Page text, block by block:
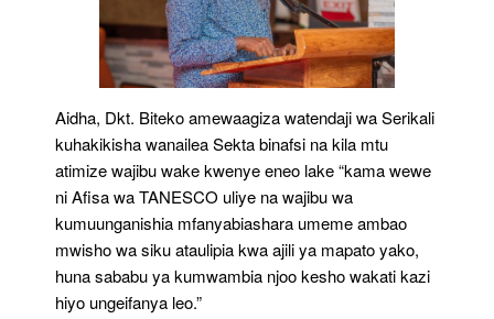
Aidha, Dkt. Biteko amewaagiza watendaji wa Serikali
kuhakikisha wanailea Sekta binafsi na kila mtu
atimize wajibu wake kwenye eneo lake “kama wewe
ni Afisa wa TANESCO uliye na wajibu wa
kumuunganishia mfanyabiashara umeme ambao
mwisho wa siku ataulipia kwa ajili ya mapato yako,
huna sababu ya kumwambia njoo kesho wakati kazi
hiyo ungeifanya leo.”